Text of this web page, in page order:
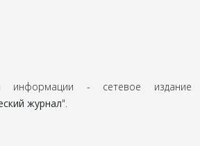
информации - сетевое издание
журнал".